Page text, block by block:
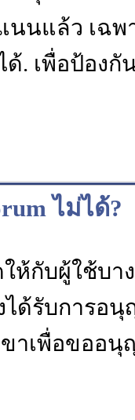
นแล้ว เฉพา
. เพื่อป้อง
ไม่ได้?
ห้กับผู้ใช้บ
รับการอนุ
าเพื่อขออนุ